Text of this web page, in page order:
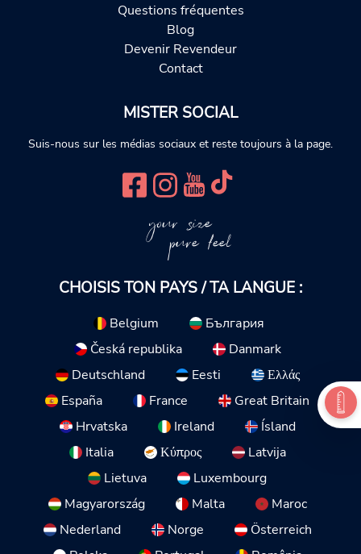
Questions fréquentes
Blog
Devenir Revendeur
Contact
MISTER SOCIAL
Suis-nous sur les médias sociaux et reste toujours à la page.
your size
pure feel
CHOISIS TON PAYS / TA LANGUE :
Belgium
България
Česká republika
Danmark
Deutschland
Eesti
Ελλάς
España
France
Great Britain
Hrvatska
Ireland
Ísland
Italia
Κύπρος
Latvija
Lietuva
Luxembourg
Magyarország
Malta
Maroc
Nederland
Norge
Österreich